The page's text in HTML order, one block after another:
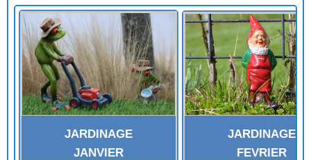
FICHES PLANTES LETTRE K
FICHES PLANTES LETTRE L
FICHES PLANTES LETTRE M
FICHES PLANTES LETTRE N
FICHES PLANTES LETTRE O
FICHES PLANTES LETTRE P
FICHES PLANTES LETTRE Q
FICHES PLANTES LETTRE R
JARDINAGE
JANVIER
JARDINAGE
FEVRIER